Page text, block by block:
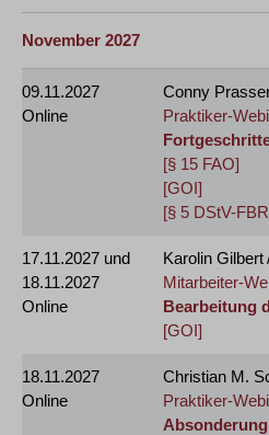
November 2027
09.11.2027
Online
Conny
Praktiker-
[§ 15 FAO]
[GOI]
[§ 5 DStV-
17.11.2027 und
18.11.2027
Online
Karolin Gilbert
Mitarbeiter-
Bearbeitung
[GOI]
18.11.2027
Online
Christian M.
Praktiker-